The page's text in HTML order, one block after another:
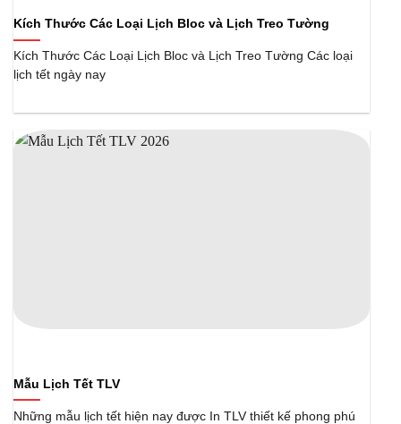
Kích Thước Các Loại Lịch Bloc và Lịch Treo Tường
Kích Thước Các Loại Lịch Bloc và Lịch Treo Tường Các loại
lịch tết ngày nay
Mẫu Lịch Tết TLV
Những mẫu lịch tết hiện nay được In TLV thiết kế phong phú